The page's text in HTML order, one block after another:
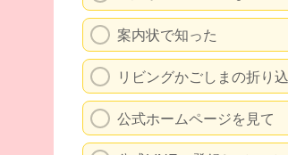
案内状で知った
リビングかごしまの折り
公式ホームページを見て